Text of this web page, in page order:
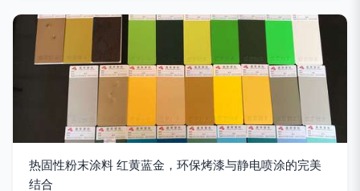
热固性粉末涂料 红黄蓝金，环保烤漆与静电喷涂的完美
结合